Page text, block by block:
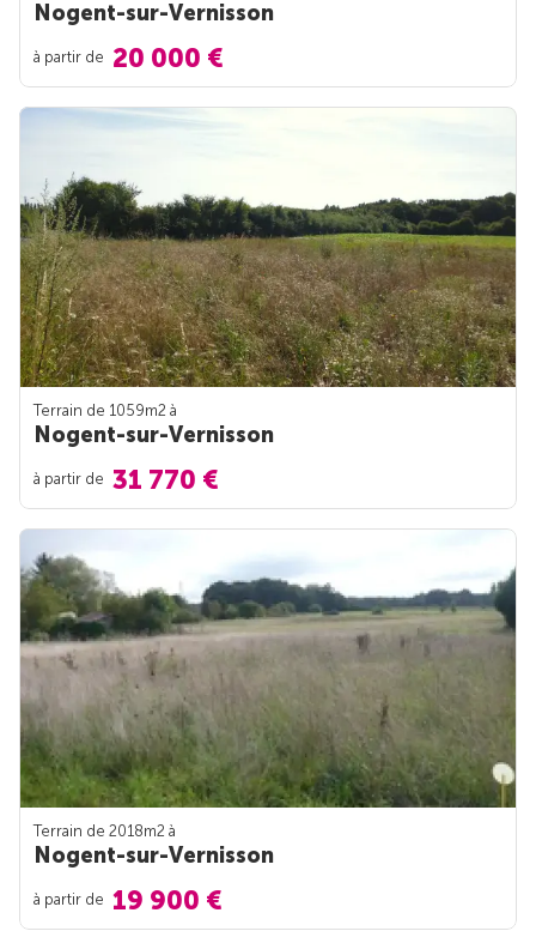
Nogent-sur-Vernisson
à partir de 20 000 €
Terrain de 1059m2 à
Nogent-sur-Vernisson
à partir de 31 770 €
Terrain de 2018m2 à
Nogent-sur-Vernisson
à partir de 19 900 €